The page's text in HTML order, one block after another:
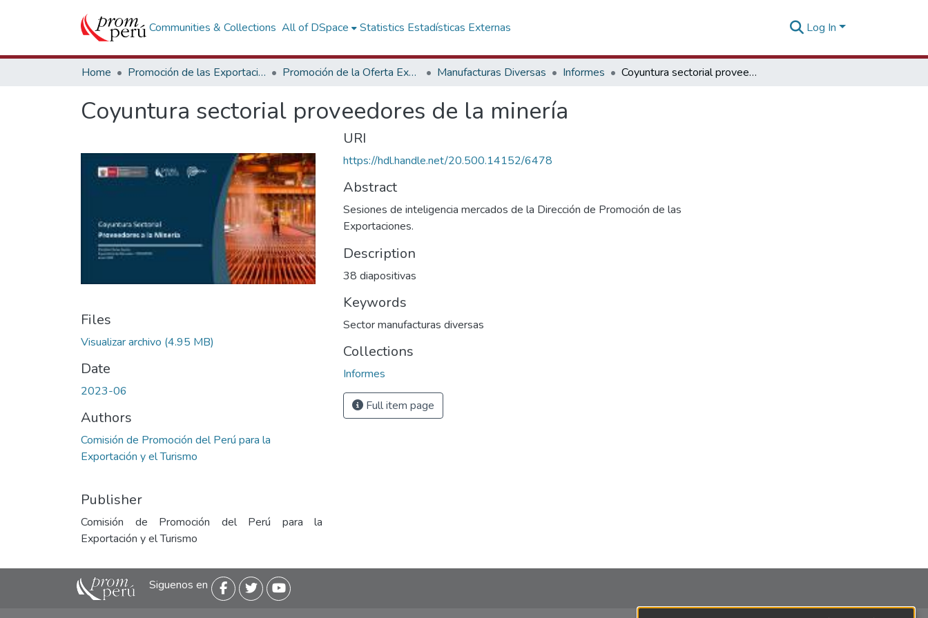
Communities & Collections All of DSpace Statistics Estadísticas Externas Log In
Home Promoción de las Exportaciones Promoción de la Oferta Exportable Manufacturas Diversas Informes Coyuntura sectorial proveedores de la minería
Coyuntura sectorial proveedores de la minería
Files
Visualizar archivo (4.95 MB)
Date
2023-06
Authors
Comisión de Promoción del Perú para la
Exportación y el Turismo
Publisher
Comisión de Promoción del Perú para la
Exportación y el Turismo
URI
https://hdl.handle.net/20.500.14152/6478
Abstract
Sesiones de inteligencia mercados de la Dirección de Promoción de las
Exportaciones.
Description
38 diapositivas
Keywords
Sector manufacturas diversas
Collections
Informes
Full item page
Siguenos en